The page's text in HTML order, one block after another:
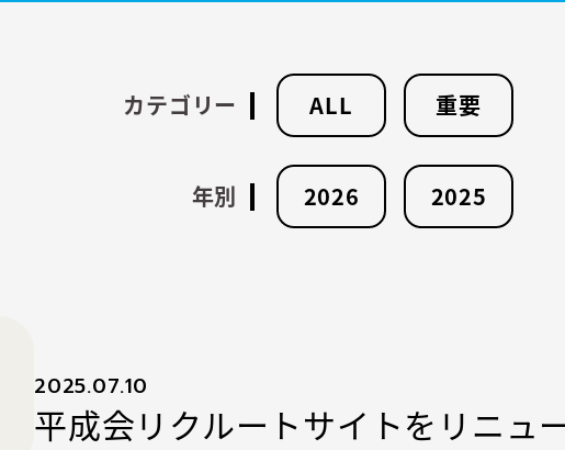
カテゴリー ALL 重要
年別 2026 2025
2025.07.10
平成会リクルートサイトをリニュ